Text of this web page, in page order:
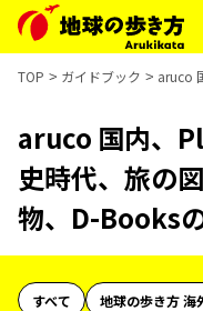
TOP ガイドブック aruco
aruco 国内、
史時代、旅の
物、D-Books
すべて 地球の歩き方 海